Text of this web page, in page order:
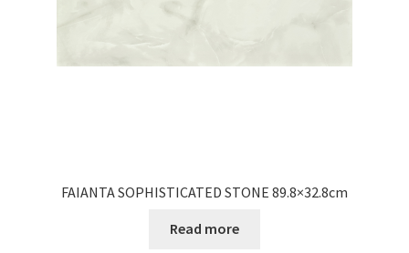
FAIANTA SOPHISTICATED STONE 89.8×32.8cm
Read more